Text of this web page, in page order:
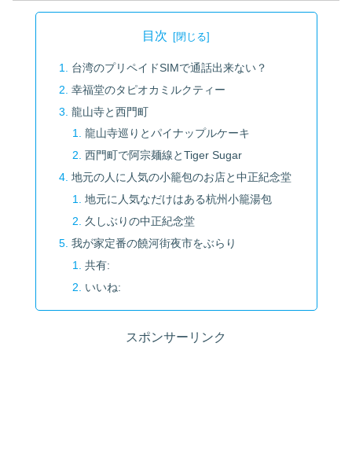
目次
台湾のプリペイドSIMで通話出来ない？
幸福堂のタピオカミルクティー
龍山寺と西門町
龍山寺巡りとパイナップルケーキ
西門町で阿宗麺線とTiger Sugar
地元の人に人気の小籠包のお店と中正紀念堂
地元に人気なだけはある杭州小籠湯包
久しぶりの中正紀念堂
我が家定番の饒河街夜市をぶらり
共有:
いいね:
スポンサーリンク